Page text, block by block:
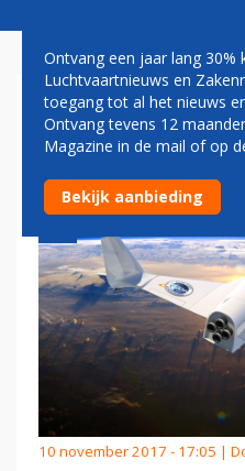
AEROPACE
10 november 2017 - 17:05 |
Ontvang een jaar lang
Luchtvaartnieuws en
toegang tot al het nieuws
Ontvang tevens 12
Magazine in de mail of op
Bekijk aanbieding